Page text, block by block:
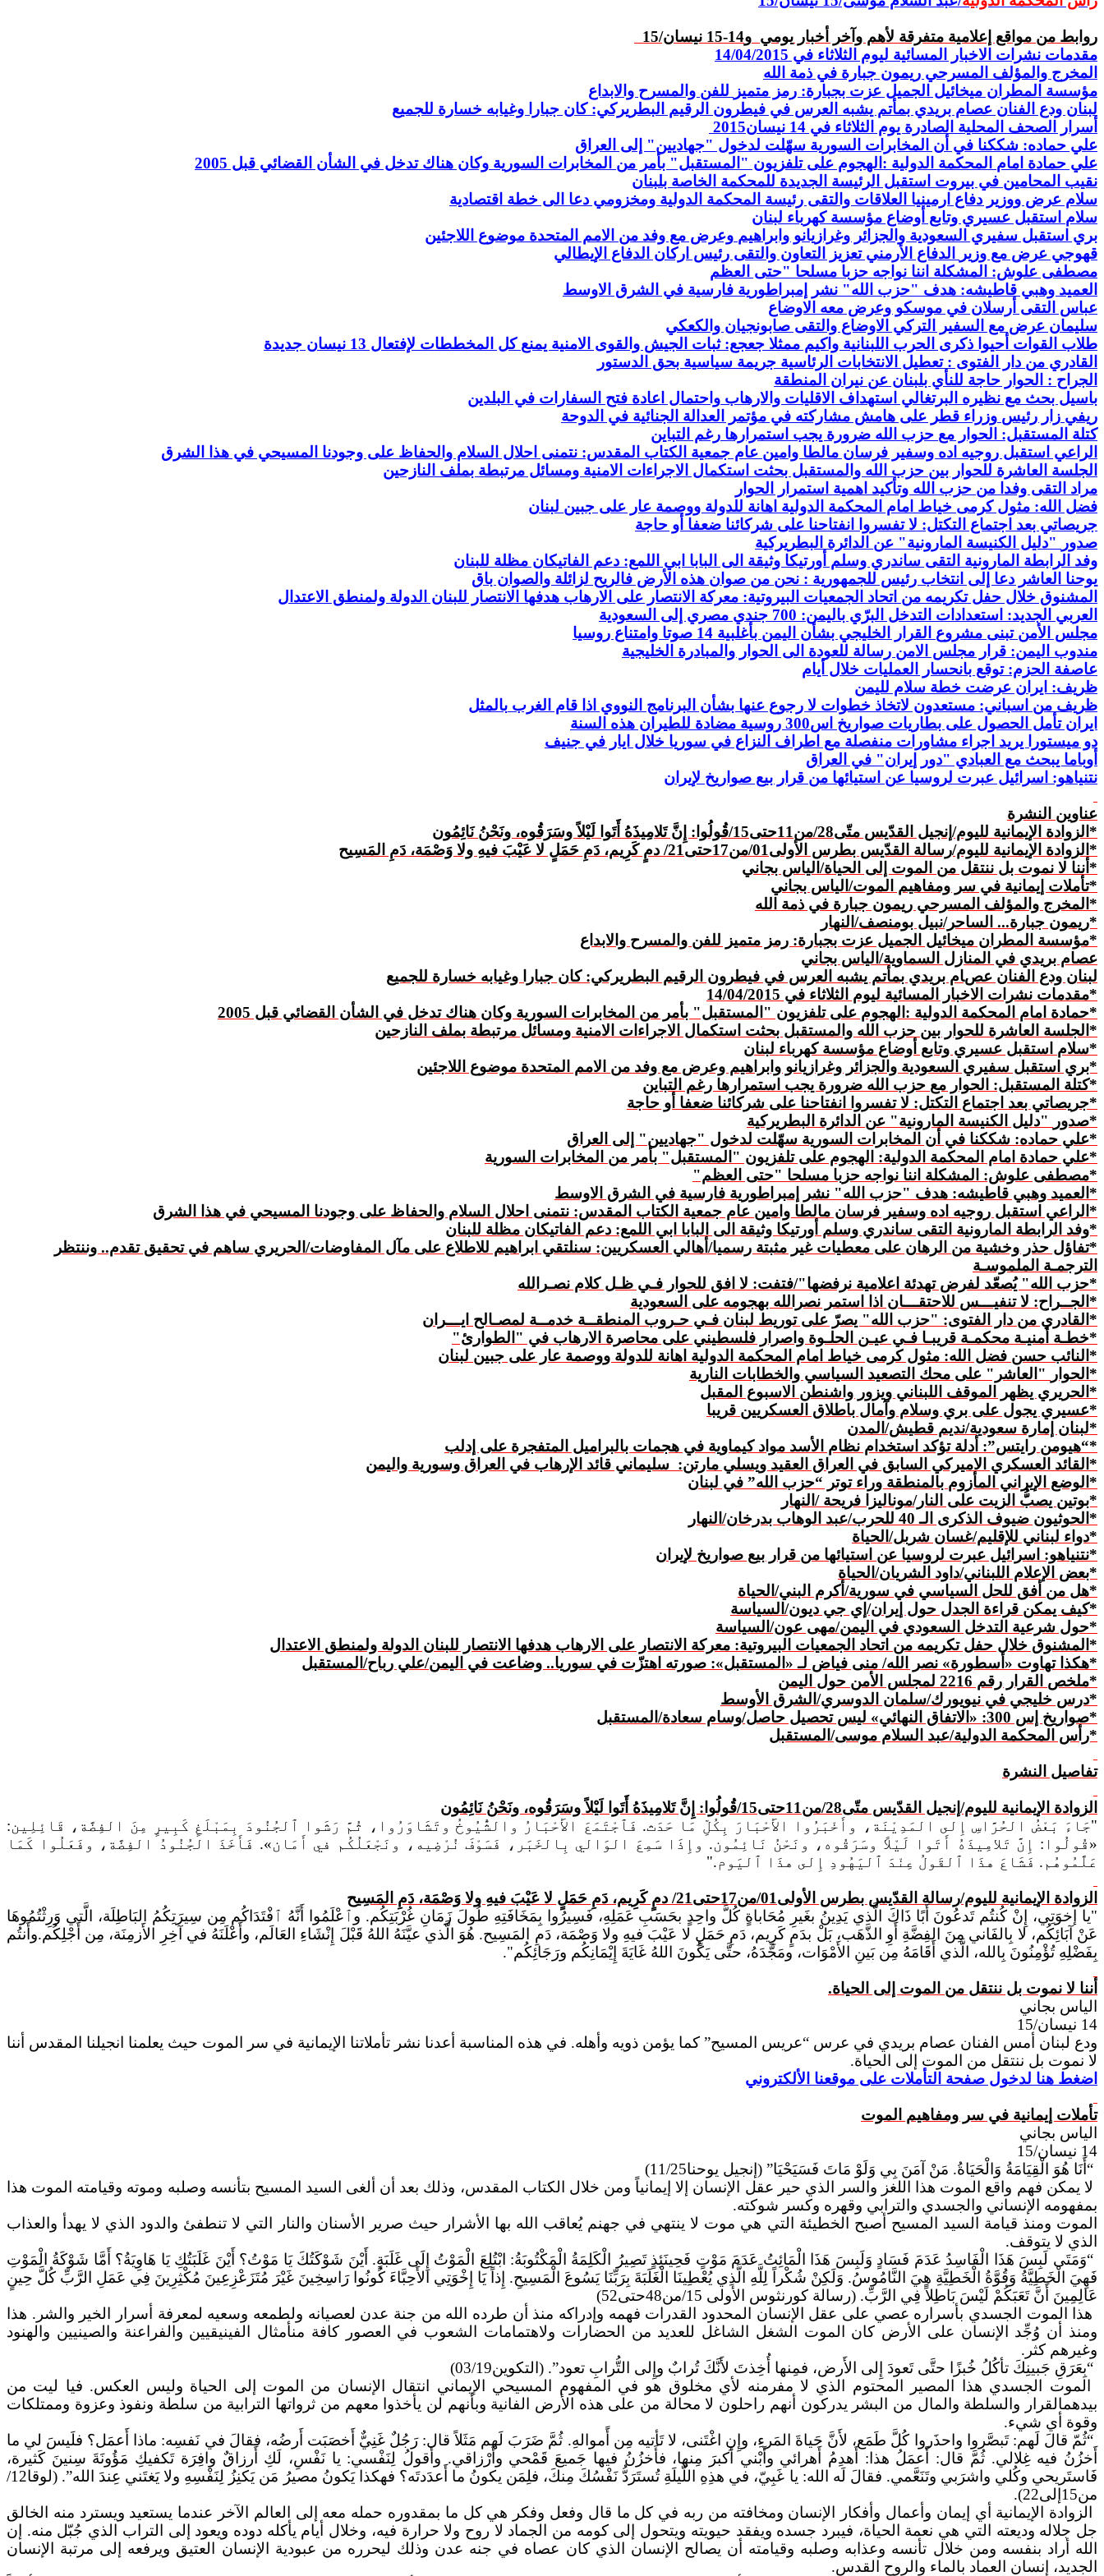
روابط من مواقع إعلامية متفرقة لأهم وآخر أخبار يومي و14-15
نيسان/15
مقدمات نشرات الاخبار المسائية ليوم الثلاثاء في 14/04/2015
المخرج والمؤلف المسرحي ريمون جبارة في ذمة الله
مؤسسة المطران ميخائيل الجميل عزت بجبارة: رمز متميز للفن والمسرح والابداع
لبنان ودع الفنان عصام بريدي بمأتم يشبه العرس في فيطرون الرقيم البطريركي: كان جبارا وغيابه خسارة للجميع
أسرار الصحف المحلية الصادرة يوم الثلاثاء في 14 نيسان
2015
علي حماده: شككنا في أن المخابرات السورية سهّلت لدخول "جهاديين" إلى العراق
علي حمادة امام المحكمة الدولية :الهجوم على تلفزيون "المستقبل" بأمر من المخابرات السورية وكان هناك تدخل في الشأن القضائي قبل 2005
نقيب المحامين في بيروت استقبل الرئيسة الجديدة للمحكمة الخاصة بلبنان
سلام عرض ووزير دفاع ارمينيا العلاقات والتقى رئيسة المحكمة الدولية ومخزومي دعا الى خطة اقتصادية
سلام استقبل عسيري وتابع أوضاع مؤسسة كهرباء لبنان
بري استقبل سفيري السعودية والجزائر وغرازيانو وابراهيم وعرض مع وفد من الامم المتحدة موضوع اللاجئين
قهوجي عرض مع وزير
الدفاع الأرمني تعزيز التعاون والتقى رئيس اركان الدفاع الإيطالي
مصطفى علوش: المشكلة اننا نواجه حزبا مسلحا "حتى العظم
العميد وهبي قاطيشه: هدف "حزب الله" نشر إمبراطورية فارسية في الشرق الاوسط
عباس التقى أرسلان في موسكو وعرض معه الاوضاع
سليمان عرض مع السفير التركي الاوضاع والتقى صابونجيان والكعكي
طلاب القوات أحيوا ذكرى الحرب اللبنانية واكيم ممثلا جعجع: ثبات الجيش والقوى الامنية يمنع كل المخططات لإفتعال 13 نيسان جديدة
القادري من دار
الفتوى : تعطيل الانتخابات الرئاسية جريمة سياسية بحق الدستور
الجراح : الحوار حاجة للنأي بلبنان عن نيران المنطقة
باسيل بحث مع نظيره البرتغالي استهداف الاقليات والارهاب واحتمال اعادة فتح السفارات في البلدين
ريفي زار رئيس وزراء قطر على هامش مشاركته في مؤتمر العدالة الجنائية في الدوحة
كتلة المستقبل: الحوار مع حزب الله ضرورة يجب استمرارها رغم التباين
الراعي استقبل روجيه اده وسفير فرسان مالطا وامين عام جمعية الكتاب المقدس: نتمنى احلال السلام والحفاظ على وجودنا المسيحي في هذا الشرق
الجلسة العاشرة للحوار بين حزب الله والمستقبل بحثت استكمال الاجراءات الامنية ومسائل مرتبطة بملف النازحين
مراد التقى وفدا من حزب الله وتأكيد اهمية استمرار الحوار
فضل الله: مثول كرمى خياط امام المحكمة الدولية اهانة للدولة ووصمة عار على جبين لبنان
جريصاتي بعد اجتماع التكتل: لا تفسروا انفتاحنا على شركائنا ضعفا أو حاجة
صدور "دليل الكنيسة المارونية" عن الدائرة البطريركية
وفد الرابطة المارونية التقى ساندري وسلم أورتيكا وثيقة الى البابا ابي اللمع: دعم الفاتيكان مظلة للبنان
يوحنا العاشر دعا إلى انتخاب رئيس للجمهورية : نحن من صوان هذه الأرض فالريح لزائلة والصوان باق
المشنوق خلال حفل تكريمه من اتحاد الجمعيات البيروتية: معركة الانتصار على الارهاب هدفها الانتصار للبنان الدولة ولمنطق الاعتدال
العربي الجديد: استعدادات التدخل البرّي باليمن: 700 جندي
مصري إلى السعودية
مجلس الأمن تبنى مشروع القرار الخليجي بشأن اليمن بأغلبية 14 صوتا وامتناع روسيا
مندوب اليمن: قرار مجلس الامن رسالة للعودة الى الحوار والمبادرة الخليجية
عاصفة الحزم: توقع بانحسار العمليات خلال أيام
ظريف: ايران عرضت خطة سلام لليمن
ظريف من اسباني: مستعدون لاتخاذ خطوات لا رجوع عنها بشأن البرنامج النووي اذا قام الغرب بالمثل
ايران تأمل الحصول على بطاريات صواريخ اس300 روسية مضادة
للطيران هذه السنة
دو ميستورا يريد اجراء مشاورات منفصلة مع اطراف النزاع في سوريا خلال ايار في جنيف
أوباما يبحث مع العبادي "دور إيران" في العراق
نتنياهو: اسرائيل عبرت لروسيا عن استيائها من قرار بيع صواريخ لإيران
عناوين النشرة
*الزوادة الإيمانية لليوم/إنجيل القدّيس متّى28/من11حتى15/
قُولُوا: إِنَّ تَلامِيذَهُ أَتَوا لَيْلاً وسَرَقُوه، ونَحْنُ نَائِمُون
* الزوادة الإيمانية لليوم/رسالة القدّيس بطرس الأولى01/من17حتى21/ دمٍ كَرِيم، دَمِ حَمَلٍ لا عَيْبَ فيهِ ولا وَصْمَة، دَمِ المَسِيح
*أننا لا نموت بل ننتقل من الموت إلى الحياة/الياس بجاني
*تأملات إيمانية في سر ومفاهيم الموت/الياس بجاني
*المخرج والمؤلف المسرحي ريمون جبارة في ذمة الله
*ريمون جبارة... الساحر/نبيل بومنصف/النهار
*مؤسسة المطران ميخائيل الجميل عزت بجبارة: رمز متميز للفن والمسرح والابداع
عصام بريدي في المنازل السماوية/الياس بجاني
لبنان ودع الفنان عصام بريدي بمأتم يشبه العرس في فيطرون الرقيم البطريركي: كان جبارا وغيابه خسارة للجميع
*مقدمات نشرات الاخبار المسائية ليوم الثلاثاء في 14/04/2015
*حمادة امام المحكمة الدولية :الهجوم على تلفزيون "المستقبل" بأمر من المخابرات السورية وكان هناك تدخل في الشأن القضائي قبل 2005
*الجلسة العاشرة للحوار بين حزب الله والمستقبل بحثت استكمال الاجراءات الامنية ومسائل مرتبطة بملف النازحين
*سلام استقبل عسيري وتابع أوضاع مؤسسة كهرباء لبنان
*بري استقبل سفيري السعودية والجزائر وغرازيانو وابراهيم وعرض مع وفد من الامم المتحدة موضوع اللاجئين
*كتلة المستقبل: الحوار مع حزب الله ضرورة يجب استمرارها رغم التباين
*جريصاتي بعد اجتماع التكتل: لا تفسروا انفتاحنا على شركائنا ضعفا أو حاجة
*صدور "دليل الكنيسة المارونية" عن الدائرة البطريركية
*علي حماده: شككنا في أن المخابرات السورية سهّلت لدخول "جهاديين" إلى العراق
*علي حمادة امام المحكمة الدولية: الهجوم على تلفزيون "المستقبل" بأمر من المخابرات السورية
*مصطفى علوش: المشكلة اننا نواجه حزبا مسلحا "حتى العظم"
*العميد وهبي قاطيشه: هدف "حزب الله" نشر إمبراطورية فارسية في الشرق الاوسط
*الراعي استقبل روجيه اده وسفير فرسان مالطا وامين عام جمعية الكتاب المقدس: نتمنى احلال السلام والحفاظ على وجودنا المسيحي في هذا الشرق
*وفد الرابطة المارونية التقى ساندري وسلم أورتيكا وثيقة الى البابا ابي اللمع: دعم الفاتيكان مظلة للبنان
*تفاؤل حذر وخشية من الرهان على معطيات غير مثبتة رسميا/أهالي العسكريين: سنلتقي ابراهيم للاطلاع على مآل المفاوضات/الحريري ساهم في تحقيق تقدم.. وننتظر
الترجمـة الملموسـة
*حزب الله" يُصعّد لفرض تهدئة اعلامية نرفضها"/فتفت: لا افق للحوار فـي ظـل كلام نصـرالله
*الجــراح: لا تنفيـــس للاحتقـــان اذا استمر نصرالله بهجومه على السعودية
*القادري من دار الفتوى: "حزب الله" يصرّ على توريط لبنان فـي حـروب المنطقــة خدمــة لمصـالح ايـــران
*خطـة أمنيـة محكمـة قريبـا فـي عيـن الحلـوة واصرار فلسطيني على محاصرة الارهاب في "الطوارئ"
*النائب حسن فضل الله: مثول كرمى خياط امام المحكمة الدولية اهانة للدولة ووصمة عار على جبين لبنان
* الحوار "العاشر" على محك التصعيد السياسي والخطابات النارية
*الحريري يظهر الموقف اللبناني ويزور واشنطن الاسبوع المقبل
*عسيري يجول على بري وسلام وآمال باطلاق العسكريين قريبا
*لبنان إمارة سعودية/نديم قطيش/المدن
*“هيومن رايتس”: أدلة تؤكد استخدام نظام الأسد مواد كيماوية في هجمات بالبراميل المتفجرة على إدلب
*القائد العسكري الاميركي السابق في العراق العقيد ويسلي مارتن: سليماني قائد الإرهاب في العراق وسورية واليمن
*الوضع الإيراني المأزوم بالمنطقة وراء توتر “حزب الله” في لبنان
*بوتين يصبُّ الزيت على النار/موناليزا فريحة /النهار
*الحوثيون ضيوف الذكرى الـ 40 للحرب/عبد الوهاب بدرخان/النهار
*دواء لبناني للإقليم/غسان شربل/الحياة
*نتنياهو: اسرائيل عبرت لروسيا عن استيائها من قرار بيع صواريخ لإيران
*بعض الإعلام اللبناني/داود الشريان/الحياة
*هل من أفق للحل السياسي في سورية/أكرم البني/الحياة
*كيف يمكن قراءة الجدل حول إيران/إي جي ديون/السياسة
*حول شرعية التدخل السعودي في اليمن/مهى عون/السياسة
*المشنوق خلال حفل تكريمه من اتحاد الجمعيات البيروتية: معركة الانتصار على الارهاب هدفها الانتصار للبنان الدولة ولمنطق الاعتدال
*هكذا تهاوت « أسطورة» نصر الله/ منى فياض لـ «المستقبل»: صورته اهتزّت في سوريا.. وضاعت في اليمن/علي رباح/المستقبل
*ملخص القرار رقم 2216 لمجلس الأمن حول اليمن
*درس خليجي في نيويورك/سلمان الدوسري/الشرق الأوسط
*صواريخ إس 300: «الاتفاق النهائي» ليس تحصيل حاصل/وسام سعادة/المستقبل
*رأس المحكمة الدولية/عبد السلام موسى/المستقبل
تفاصيل النشرة
الزوادة الإيمانية لليوم/إنجيل القدّيس متّى28/من11حتى15/
قُولُوا: إِنَّ تَلامِيذَهُ أَتَوا لَيْلاً وسَرَقُوه، ونَحْنُ نَائِمُون
"جَاءَ بَعْضُ الحُرَّاسِ إِلى المَدِيْنَة، وأَخْبَرُوا الأَحْبَارَ بِكُلِّ مَا حَدَث. فَٱجْتَمَعَ الأَحْبَارُ والشُّيُوخُ وتَشَاوَرُوا، ثُمَّ رَشَوا ٱلجُنُودَ بِمَبْلَغٍ كَبِيرٍ مِنَ الفِضَّة، قَائِلِين:
«قُولُوا: إِنَّ تَلامِيذَهُ أَتَوا لَيْلاً وسَرَقُوه، ونَحْنُ نَائِمُون. وإِذَا سَمِعَ الوَالي بِالخَبَر، فَسَوْفَ نُرْضِيه، ونَجْعَلُكُم في أَمَان». فَأَخَذَ الجُنُودُ الفِضَّة، وفَعَلُوا كَمَا
عَلَّمُوهُم. فَشَاعَ هذَا ٱلقَولُ عِنْدَ ٱليَهُودِ إِلى هذَا ٱليَوم."
الزوادة الإيمانية لليوم/رسالة القدّيس بطرس الأولى01/من17حتى21/ دمٍ كَرِيم، دَمِ حَمَلٍ لا عَيْبَ فيهِ ولا وَصْمَة، دَمِ المَسِيح
"يا إخوَتِي، إِنْ كُنتُم تَدعُونَ أَبًا ذَاكَ الَّذي يَدِينُ بغَيرِ مُحَاباةٍ كُلَّ واحِدٍ بحَسَبِ عَمَلِهِ، فَسِيرُوا بِمَخَافَتِهِ طُولَ زَمَانِ غُرْبَتِكُم. وٱعْلَمُوا أَنَّهُ ٱفْتَدَاكُم مِن سِيرَتِكُمُ البَاطِلَة، الَّتي وَرِثْتُمُوهَا
عَنْ آبَائِكُم، لا بِالفَاني مِنَ الفِضَّةِ أَوِ الذَّهَب، بَلْ بدَمٍ كَرِيم، دَمِ حَمَلٍ لا عَيْبَ فيهِ ولا وَصْمَة، دَمِ المَسِيح. هُوَ الَّذي عيَّنَهُ اللهُ قَبْلَ إِنْشَاءِ العَالَم، وأَعْلَنَهُ في آخِرِ الأَزمِنَة، مِن أَجْلِكُم.وأَنتُم
بِفَضْلِهِ تُؤْمِنُونَ بِالله، الَّذي أَقَامَهُ مِن بَينِ الأَمْوَات، ومَجَّدَهُ، حتَّى يَكُونَ اللهُ غَايَةَ إِيْمَانِكُم ورَجَائِكُم".
أننا لا نموت بل ننتقل من الموت إلى الحياة.
الياس بجاني
14 نيسان/15
ودع لبنان أمس الفنان عصام بريدي في عرس “عريس المسيح” كما يؤمن ذويه وأهله. في هذه المناسبة أعدنا نشر تأملاتنا الإيمانية في سر الموت حيث يعلمنا انجيلنا المقدس أننا
لا نموت بل ننتقل من الموت إلى الحياة.
اضغط هنا لدخول صفحة التأملات على موقعنا الألكتروني
تأملات إيمانية في سر ومفاهيم الموت
الياس بجاني
14 نيسان/15
“ أَنَا هُوَ الْقِيَامَةُ وَالْحَيَاةُ. مَنْ آمَنَ بِي وَلَوْ مَاتَ فَسَيَحْيَا” (إنجيل يوحنا11/25)
لا يمكن فهم واقع الموت هذا اللغز والسر الذي حير عقل الإنسان إلا إيمانياً ومن خلال الكتاب المقدس، وذلك بعد أن ألغى السيد المسيح بتأنسه وصلبه وموته وقيامته الموت هذا
بمفهومه الإنساني والجسدي والترابي وقهره وكسر شوكته.
الموت ومنذ قيامة السيد المسيح أصبح الخطيئة التي هي موت لا ينتهي في جهنم يُعاقب الله بها الأشرار حيث صرير الأسنان والنار التي لا تنطفئ والدود الذي لا يهدأ والعذاب
الذي لا يتوقف.
“وَمَتَى لَبِسَ هَذَا الْفَاسِدُ عَدَمَ فَسَادٍ وَلَبِسَ هَذَا الْمَائِتُ عَدَمَ مَوْتٍ فَحِينَئِذٍ تَصِيرُ الْكَلِمَةُ الْمَكْتُوبَةُ: ابْتُلِعَ الْمَوْتُ إِلَى غَلَبَةٍ. أَيْنَ شَوْكَتُكَ يَا مَوْتُ؟ أَيْنَ غَلَبَتُكِ يَا هَاوِيَةُ؟ أَمَّا شَوْكَةُ الْمَوْتِ
فَهِيَ الْخَطِيَّةُ وَقُوَّةُ الْخَطِيَّةِ هِيَ النَّامُوسُ. وَلَكِنْ شُكْراً لِلَّهِ الَّذِييُعْطِينَا الْغَلَبَةَ بِرَبِّنَا يَسُوعَ الْمَسِيحِ. إِذاً يَا إِخْوَتِي الأَحِبَّاءَ كُونُوا رَاسِخِينَ غَيْرَ مُتَزَعْزِعِينَ مُكْثِرِينَ فِي عَمَلِ الرَّبِّ كُلَّ حِينٍ
عَالِمِينَ أَنَّ تَعَبَكُمْ لَيْسَ بَاطِلاً فِي الرَّبِّ. (رسالة كورنثوس الأولى 15/من48حتى52)
هذا
الموت الجسدي بأسراره عصي على عقل الإنسان المحدود القدرات فهمه وإدراكه منذ أن طرده الله من جنة عدن لعصيانه ولطمعه وسعيه لمعرفة أسرار الخير والشر. هذا
ومنذ أن وُجِّد الإنسان على الأرض كان الموت الشغل الشاغل للعديد من الحضارات ولاهتمامات الشعوب في العصور كافة منأمثال الفينيقيين والفراعنة والصينيين والهنود
وغيرهم كثر.
“بِعَرَقِ جَبينِكَ تأكُلُ خُبزًا حتَّى تَعودَ إِلى الأَرض، فمِنها أُخِذتَ لأَنَّكَ تُرابٌ وإِلى التُّرابِ تعود”. ( التكوين03/19)
الموت الجسدي هذا المصير المحتوم الذي لا مفرمنه لأي مخلوق هو في المفهوم المسيحي الإيماني انتقال الإنسان من الموت إلى الحياة وليس العكس. فيا ليت من
بيدهمالقرار والسلطة والمال من البشر يدركون أنهم راحلون لا محالة من على هذه الأرض الفانية وبأنهم لن يأخذوا معهم من ثرواتها الترابية من سلطة ونفوذ وعزوة وممتلكات
وقوة أي شيء.
“ثُمّ قالَ لَهم: تَبصَّروا واحذَروا كُلَّ طَمَع، لأَنَّ حَياةَ المَرءِ، وإِنِ اغْتَنى، لا تَأتيه مِن أًموالهِ. ثُمَّ ضَرَبَ لَهم مَثَلاً قال: رَجُلٌ غَنِيٌّ أَخصَبَت أَرضُه، فقالَ في نَفسِه: ماذا أَعمَل؟ فلَيسَ لي ما
أَخزُنُ فيه غِلالي. ثُمَّ قال: أَعمَلُ هذا: أَهدِمُ أَهرائي وأَبْني أَكبرَ مِنها، فأَخزُنُ فيها جَميعَ قَمْحي وأَرْزاقي. وأَقولُ لِنَفْسي: يا نَفْسِ، لَكِ أَرزاقٌ وافِرَة تَكفيكِ مَؤُونَةَ سِنينَ كَثيرة،
فَاستَريحي وكُلي واشرَبي وتَنَعَّمي. فقالَ لَه الله: يا غَبِيّ، في هذِهِ اللَّيلَةِ تُستَرَدُّ نَفْسُكَ مِنكَ، فلِمَن يكونُ ما أَعدَدتَه؟ فهكذا يَكونُ مصيرُ
مَن يَكنِزُ لِنَفْسِهِ ولا يَغتَني عِندَ الله”. (لوقا12/
من15إلى22).
الزوادة الإيمانية أي إيمان وأعمال وأفكار الإنسان ومخافته من ربه في كل ما قال وفعل وفكر هي كل ما بمقدوره حمله معه إلى العالم الآخر عندما يستعيد ويسترد منه الخالق
جل جلاله وديعته التي هي نعمة الحياة، فيبرد جسده ويفقد حيويته ويتحول إلى كومه من الجماد لا روح ولا حرارة فيه، وخلال أيام يأكله دوده ويعود إلى التراب الذي جُبّل منه. إن
الله أراد بنفسه ومن خلال تأنسه وعذابه وصلبه وقيامته أن يصالح الإنسان الذي كان عصاه في جنه عدن وذلك ليحرره من عبودية الإنسان العتيق ويرفعه إلى مرتبة الإنسان
الجديد، إنسان العماد بالماء والروح القدس.